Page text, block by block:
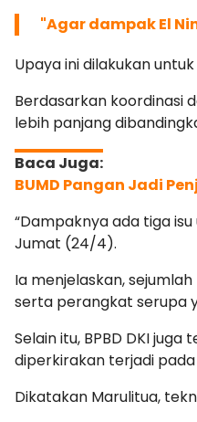
"Agar dampak El
Upaya ini dilakukan
Berdasarkan koordinasi
lebih panjang
BUMD Pangan Jadi
“Dampaknya ada tiga
Jumat (24/4).
Ia menjelaskan,
serta perangkat serupa
Selain itu, BPBD DKI
diperkirakan terjadi pada
Dikatakan Marulitua,